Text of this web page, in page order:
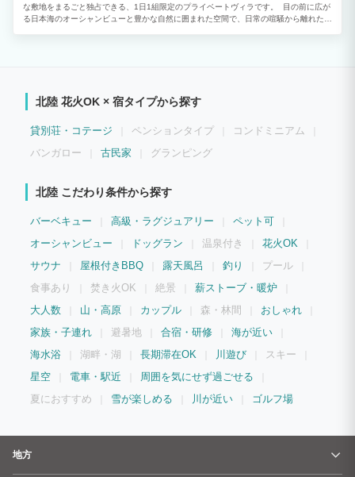
な敷地をまるごと独占できる、1日1組限定のプライベートヴィラです。 目の前に広が
る日本海のオーシャンビューと豊かな自然に囲まれた空間で、日常の喧騒から離れた特
ープ旅行はもちろん、企業様のワーケーションや合宿、愛犬との特別なリトリート体
ライベート空間となっております。
北陸 花火OK × 宿タイプから探す
貸別荘・コテージ ペンションタイプ
コンドミニアム
バンガロー
古民家 グランピング
北陸 こだわり条件から探す
バーベキュー 高級・ラグジュアリー
ペット可
オーシャンビュー
ドッグラン 温泉付き
花火OK
サウナ
屋根付きBBQ 露天風呂 釣り
プール
食事あり
焚き火OK 絶景
薪ストーブ・暖炉
大人数
山・高原 カップル 森・林間
おしゃれ
家族・子連れ
避暑地 合宿・研修
海が近い
海水浴
湖畔・湖 長期滞在OK 川遊び
スキー
星空
電車・駅近
周囲を気にせず過ごせる
夏におすすめ
雪が楽しめる 川が近い ゴルフ場
地方